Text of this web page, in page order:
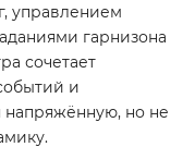
управлением
гарнизона
сочетает
и
напряжённую, но не